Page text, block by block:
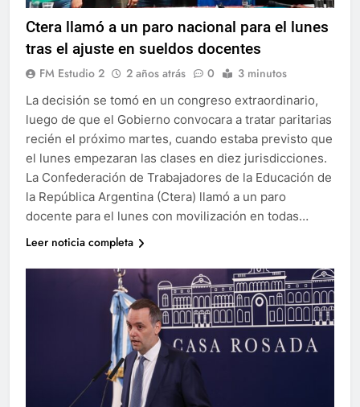
Ctera llamó a un paro nacional para el lunes
tras el ajuste en sueldos docentes
FM Estudio 2 2 años atrás 0 3 minutos
La decisión se tomó en un congreso extraordinario,
luego de que el Gobierno convocara a tratar paritarias
recién el próximo martes, cuando estaba previsto que
el lunes empezaran las clases en diez jurisdicciones.
La Confederación de Trabajadores de la Educación de
la República Argentina (Ctera) llamó a un paro
docente para el lunes con movilización en todas…
Leer noticia completa